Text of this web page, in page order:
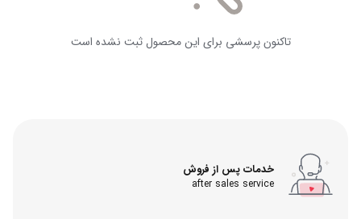
تاکنون پرسشی برای این محصول ثبت نشده است
خدمات پس از فروش
after sales service